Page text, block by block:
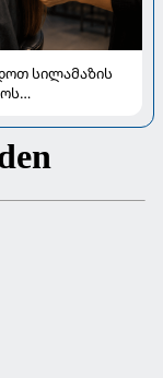
სილამაზის